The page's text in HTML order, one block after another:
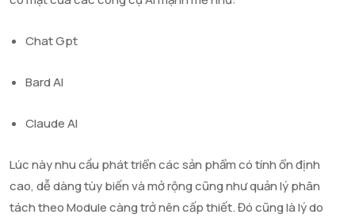
Chat Gpt
Bard AI
Claude AI
Lúc này nhu cầu phát triển các sản phẩm có tính ổn định
cao, dễ dàng tùy biến và mở rộng cũng như quản lý phân
tách theo Module càng trở nên cấp thiết. Đó cũng là lý do